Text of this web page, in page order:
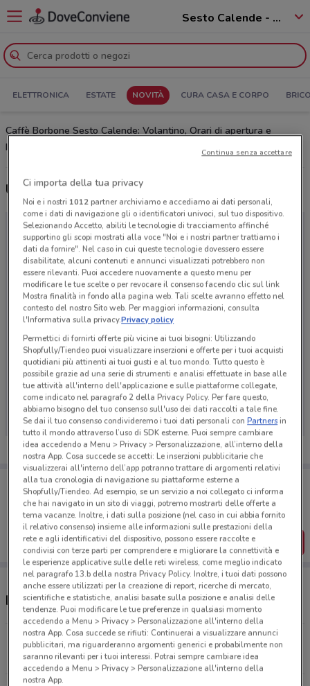
Sesto Calende - 21018
ELETTRONICA ESTATE NOVITÀ CURA CASA E CORPO
Caffè Borbone Sesto Calende: Volantino, Orari di apertura e
Indirizzi
Ultime offerte del volantino Caffè Borbone
Ci dispiace, al momento non abbiamo pubblicato
volantini nella tua zona. Riprova più tardi.
Porta DoveConviene sempre con te!
Puoi trovare le migliori offerte dei negozi vicino a te,
salvarle e creare la tua lista del risparmio, comodamente
dal tuo cellulare.
SCARICA L’APP
Negozi Caffè Borbone a Sesto Calende
Viale Europa
17.864027868743523
Ci importa della tua privacy
Noi e i nostri 1012partner archiviamo e accediamo ai dati personali,
come i dati di navigazione gli o identificatori univoci, sul tuo dispositivo.
Selezionando Accetto, abiliti le tecnologie di tracciamento affinché
supportino gli scopi mostrati alla voce "Noi e i nostri partner trattiamo i
dati da fornire". Nel caso in cui queste tecnologie dovessero essere
disabilitate, alcuni contenuti e annunci visualizzati potrebbero non
essere rilevanti. Puoi accedere nuovamente a questo menu per
modificare le tue scelte o per revocare il consenso facendo clic sul link
Mostra finalità in fondo alla pagina web. Tali scelte avranno effetto nel
contesto del nostro Sito web. Per maggiori informazioni, consulta
l'Informativa sulla privacy.Privacy policy
Permettici di fornirti offerte più vicine ai tuoi bisogni: Utilizzando
Shopfully/Tiendeo puoi visualizzare inserzioni e offerte per i tuoi acquisti
quotidiani più attinenti ai tuoi gusti e al tuo mondo. Tutto questo è
possibile grazie ad una serie di strumenti e analisi effettuate in base alle
tue attività all'interno dell'applicazione e sulle piattaforme collegate,
come indicato nel paragrafo 2 della Privacy Policy. Per fare questo,
abbiamo bisogno del tuo consenso sull'uso dei dati raccolti a tale fine.
Se dai il tuo consenso condivideremo i tuoi dati personali conPartnersin
tutto il mondo attraverso l’uso di SDK esterne. Puoi sempre cambiare
idea accedendo a Menu > Privacy > Personalizzazione, all’interno della
nostra App. Cosa succede se accetti: Le inserzioni pubblicitarie che
visualizzerai all'interno dell’app potranno trattare di argomenti relativi
alla tua cronologia di navigazione su piattaforme esterne a
Shopfully/Tiendeo. Ad esempio, se un servizio a noi collegato ci informa
che hai navigato in un sito di viaggi, potremo mostrarti delle offerte a
tema vacanze. Inoltre, i dati sulla posizione (nel caso in cui abbia fornito
il relativo consenso) insieme alle informazioni sulle prestazioni della
rete e agli identificativi del dispositivo, possono essere raccolte e
condivisi con terze parti per comprendere e migliorare la connettività e
le esperienze applicative sulle delle reti wireless, come meglio indicato
nel paragrafo 13.b della nostra Privacy Policy. Inoltre, i tuoi dati possono
anche essere utilizzati per la creazione di report, ricerche di mercato,
scientifiche e statistiche, analisi basate sulla posizione e analisi delle
tendenze. Puoi modificare le tue preferenze in qualsiasi momento
accedendo a Menu > Privacy > Personalizzazione all'interno della
nostra App. Cosa succede se rifiuti: Continuerai a visualizzare annunci
pubblicitari, ma riguarderanno argomenti generici e probabilmente non
saranno rilevanti per i tuoi interessi. Potrai sempre cambiare idea
accedendo a Menu > Privacy > Personalizzazione all'interno della
nostra App.
Continua senza accettare